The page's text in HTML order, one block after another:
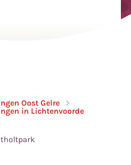
Oost Gelre
in Lichtenvoorde